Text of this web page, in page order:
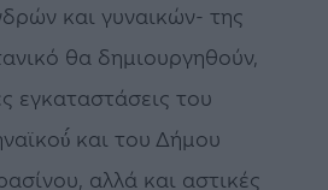
και γυναικών- της
θα δημιουργηθούν,
εγκαταστάσεις του
και του Δήμου
αλλά και αστικές